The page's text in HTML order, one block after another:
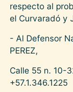
respecto al
el Curvaradó y
- Al Defensor
PEREZ,
Calle 55 n. 10-
+57.1.346.1225